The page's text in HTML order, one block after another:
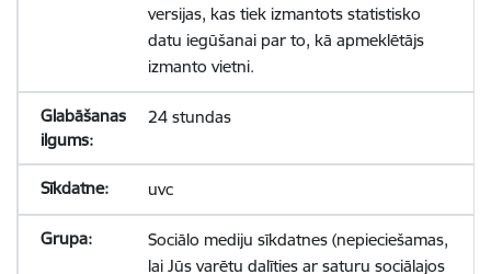
versijas, kas tiek izmantots statistisko
datu iegūšanai par to, kā apmeklētājs
izmanto vietni.
24 stundas
uvc
Sociālo mediju sīkdatnes (nepieciešamas,
lai Jūs varētu dalīties ar saturu sociālajos